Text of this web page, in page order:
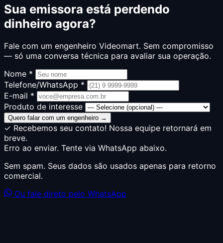
Sua emissora está perdendo
dinheiro agora?
Fale com um engenheiro Videomart. Sem compromisso
— só uma conversa técnica para avaliar sua operação.
Nome *
Telefone/WhatsApp *
E-mail *
Produto de interesse
Quero falar com um engenheiro →
✓ Recebemos seu contato! Nossa equipe retornará em
breve.
Erro ao enviar. Tente via WhatsApp abaixo.
Sem spam. Seus dados são usados apenas para retorno
comercial.
Ou fale direto pelo WhatsApp